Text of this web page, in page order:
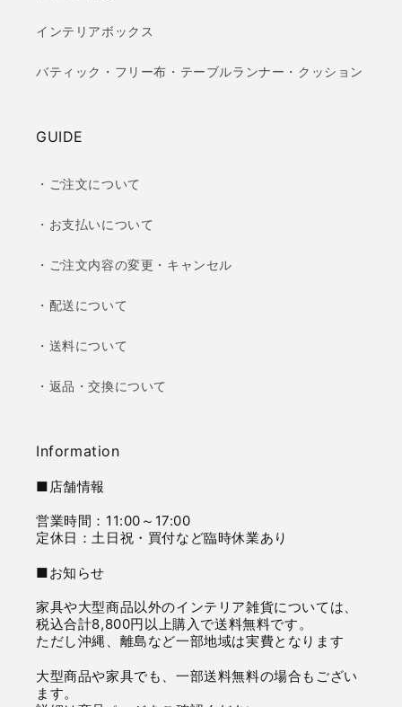
インテリアボックス
バティック・フリー布・テーブルランナー・クッション
GUIDE
・ご注文について
・お支払いについて
・ご注文内容の変更・キャンセル
・配送について
・送料について
・返品・交換について
Information
■店舗情報
営業時間：11:00～17:00
定休日：土日祝・買付など臨時休業あり
■お知らせ
家具や大型商品以外のインテリア雑貨については、
税込合計8,800円以上購入で送料無料です。
ただし沖縄、離島など一部地域は実費となります
大型商品や家具でも、一部送料無料の場合もござい
ます。